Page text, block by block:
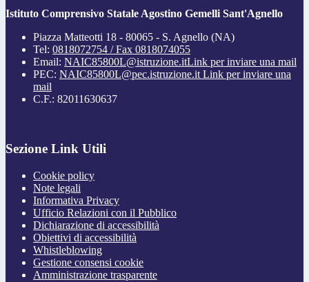
Istituto Comprensivo Statale Agostino Gemelli Sant'Agnello
Piazza Matteotti 18 - 80065 - S. Agnello (NA)
Tel: 0818072754 / Fax 0818074055
Email: NAIC85800L@istruzione.itLink per inviare una mail
PEC: NAIC85800L@pec.istruzione.it Link per inviare una
mail
C.F.: 82011630637
Sezione Link Utili
Cookie policy
Note legali
Informativa Privacy
Ufficio Relazioni con il Pubblico
Dichiarazione di accessibilità
Obiettivi di accessibilità
Whistleblowing
Gestione consensi cookie
Amministrazione trasparente